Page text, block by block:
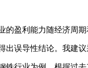
盈利能力随经济周
误导性结论。我建